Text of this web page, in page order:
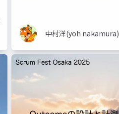
中村洋(yoh nakamura)